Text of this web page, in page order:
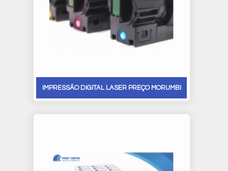
IMPRESSÃO DIGITAL LASER PREÇO MORUMBI